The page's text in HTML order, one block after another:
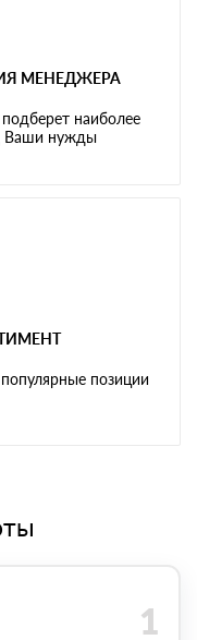
МЕНЕДЖЕРА
наиболее
Ваши нужды
позиции